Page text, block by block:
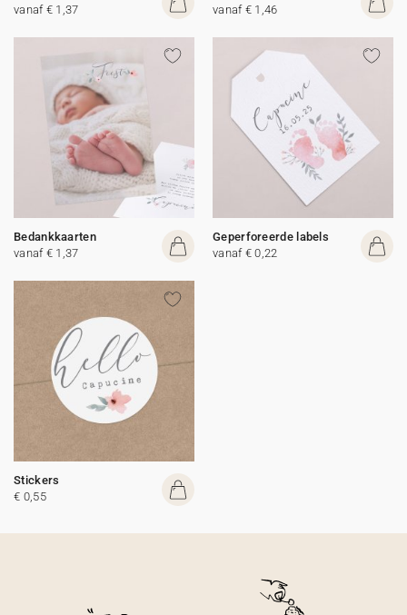
vanaf € 1,37 vanaf € 1,46
Bedankkaarten
vanaf € 1,37
Geperforeerde labels
vanaf € 0,22
Stickers
€ 0,55